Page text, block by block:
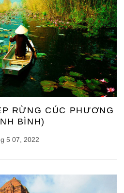
RỪNG CÚC PHƯƠNG
BÌNH)
5 07, 2022